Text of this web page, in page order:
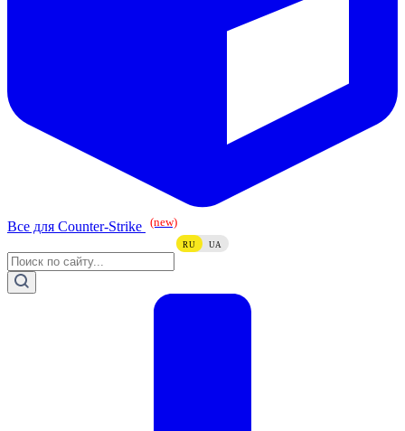
Все для Counter-Strike (new)
RU UA